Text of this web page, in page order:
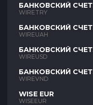
БАНКОВСКИЙ СЧЕТ
TRY
WIRETRY
БАНКОВСКИЙ СЧЕТ
UAH
WIREUAH
БАНКОВСКИЙ СЧЕТ
USD
WIREUSD
БАНКОВСКИЙ СЧЕТ
VND
WIREVND
WISE EUR
WISEEUR